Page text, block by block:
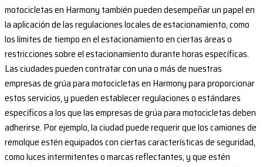
motocicletas en Harmony también pueden desempeñar un papel en
la aplicación de las regulaciones locales de estacionamiento, como
los límites de tiempo en el estacionamiento en ciertas áreas o
restricciones sobre el estacionamiento durante horas específicas.
Las ciudades pueden contratar con una o más de nuestras
empresas de grúa para motocicletas en Harmony para proporcionar
estos servicios, y pueden establecer regulaciones o estándares
específicos a los que las empresas de grúa para motocicletas deben
adherirse. Por ejemplo, la ciudad puede requerir que los camiones de
remolque estén equipados con ciertas características de seguridad,
como luces intermitentes o marcas reflectantes, y que estén